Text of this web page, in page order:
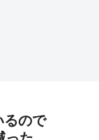
るので